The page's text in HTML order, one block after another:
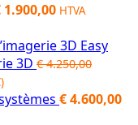
1.900,00 HTVA
Easy
3D €4.250,00
€4.600,00